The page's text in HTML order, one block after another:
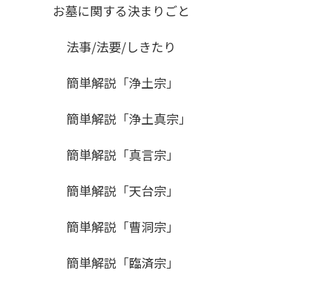
お墓に関する決まりごと
法事/法要/しきたり
簡単解説「浄土宗」
簡単解説「浄土真宗」
簡単解説「真言宗」
簡単解説「天台宗」
簡単解説「曹洞宗」
簡単解説「臨済宗」